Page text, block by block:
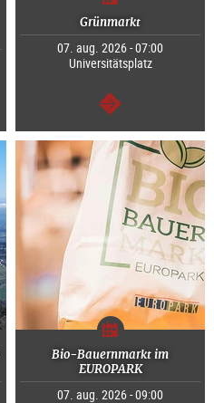
Grünmarkt
07. aug. 2026 - 07:00
Universitätsplatz
Tovább
Bio-Bauernmarkt im
EUROPARK
07. aug. 2026 - 09:00